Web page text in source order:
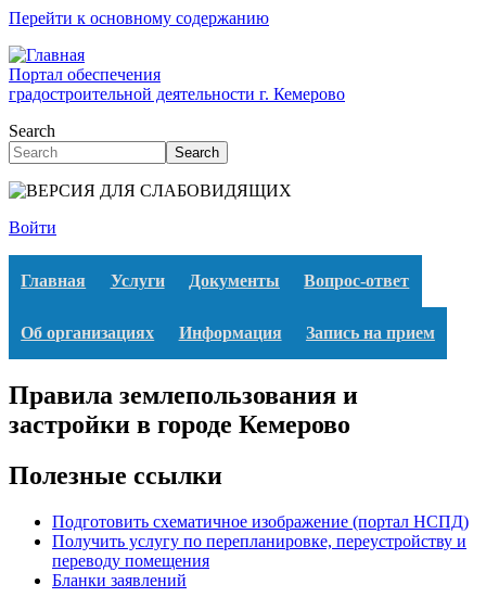
Перейти к основному содержанию
Портал обеспечения
градостроительной деятельности г. Кемерово
Search
Search
Войти
Главная Услуги Документы Вопрос-ответ
Об организациях Информация Запись на прием
Правила землепользования и
застройки в городе Кемерово
Полезные ссылки
Подготовить схематичное изображение (портал НСПД)
Получить услугу по перепланировке, переустройству и
переводу помещения
Бланки заявлений